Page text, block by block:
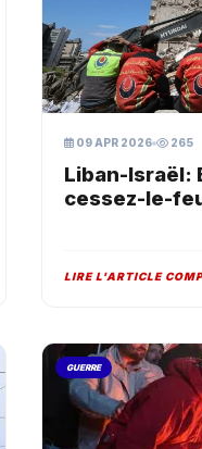
09 APR 2026 265
Liban-Israël:
cessez-le-
LIRE L'ARTICLE
GUERRE